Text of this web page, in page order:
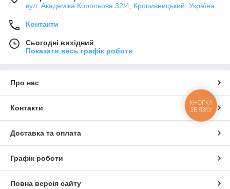
вул. Академіка Корольова 32/4, Кропивницький, Україна
Контакти
Сьогодні вихідний
Показати весь графік роботи
Про нас
Контакти
Доставка та оплата
Графік роботи
Повна версія сайту
КНОПКА
ЗВ'ЯЗКУ